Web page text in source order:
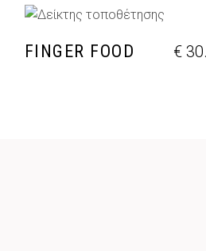
ΠΡΟΣΘΉΚΗ ΣΤΟ ΚΑΛΆΘΙ
FINGER FOOD €